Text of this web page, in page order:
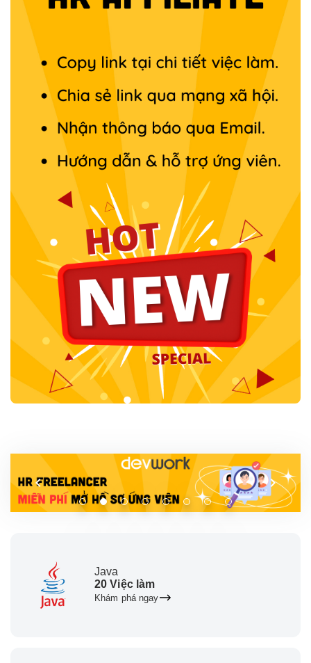
Java
20 Việc làm
Khám phá ngay